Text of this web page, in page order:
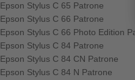
Epson Stylus C 65 Patrone
Epson Stylus C 66 Patrone
Epson Stylus C 66 Photo Edition
Epson Stylus C 84 Patrone
Epson Stylus C 84 CN Patrone
Epson Stylus C 84 N Patrone